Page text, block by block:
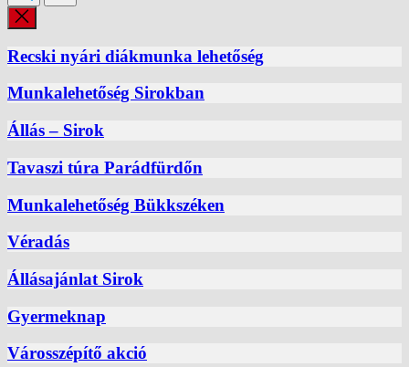
Recski nyári diákmunka lehetőség
Munkalehetőség Sirokban
Állás – Sirok
Tavaszi túra Parádfürdőn
Munkalehetőség Bükkszéken
Véradás
Állásajánlat Sirok
Gyermeknap
Városszépítő akció